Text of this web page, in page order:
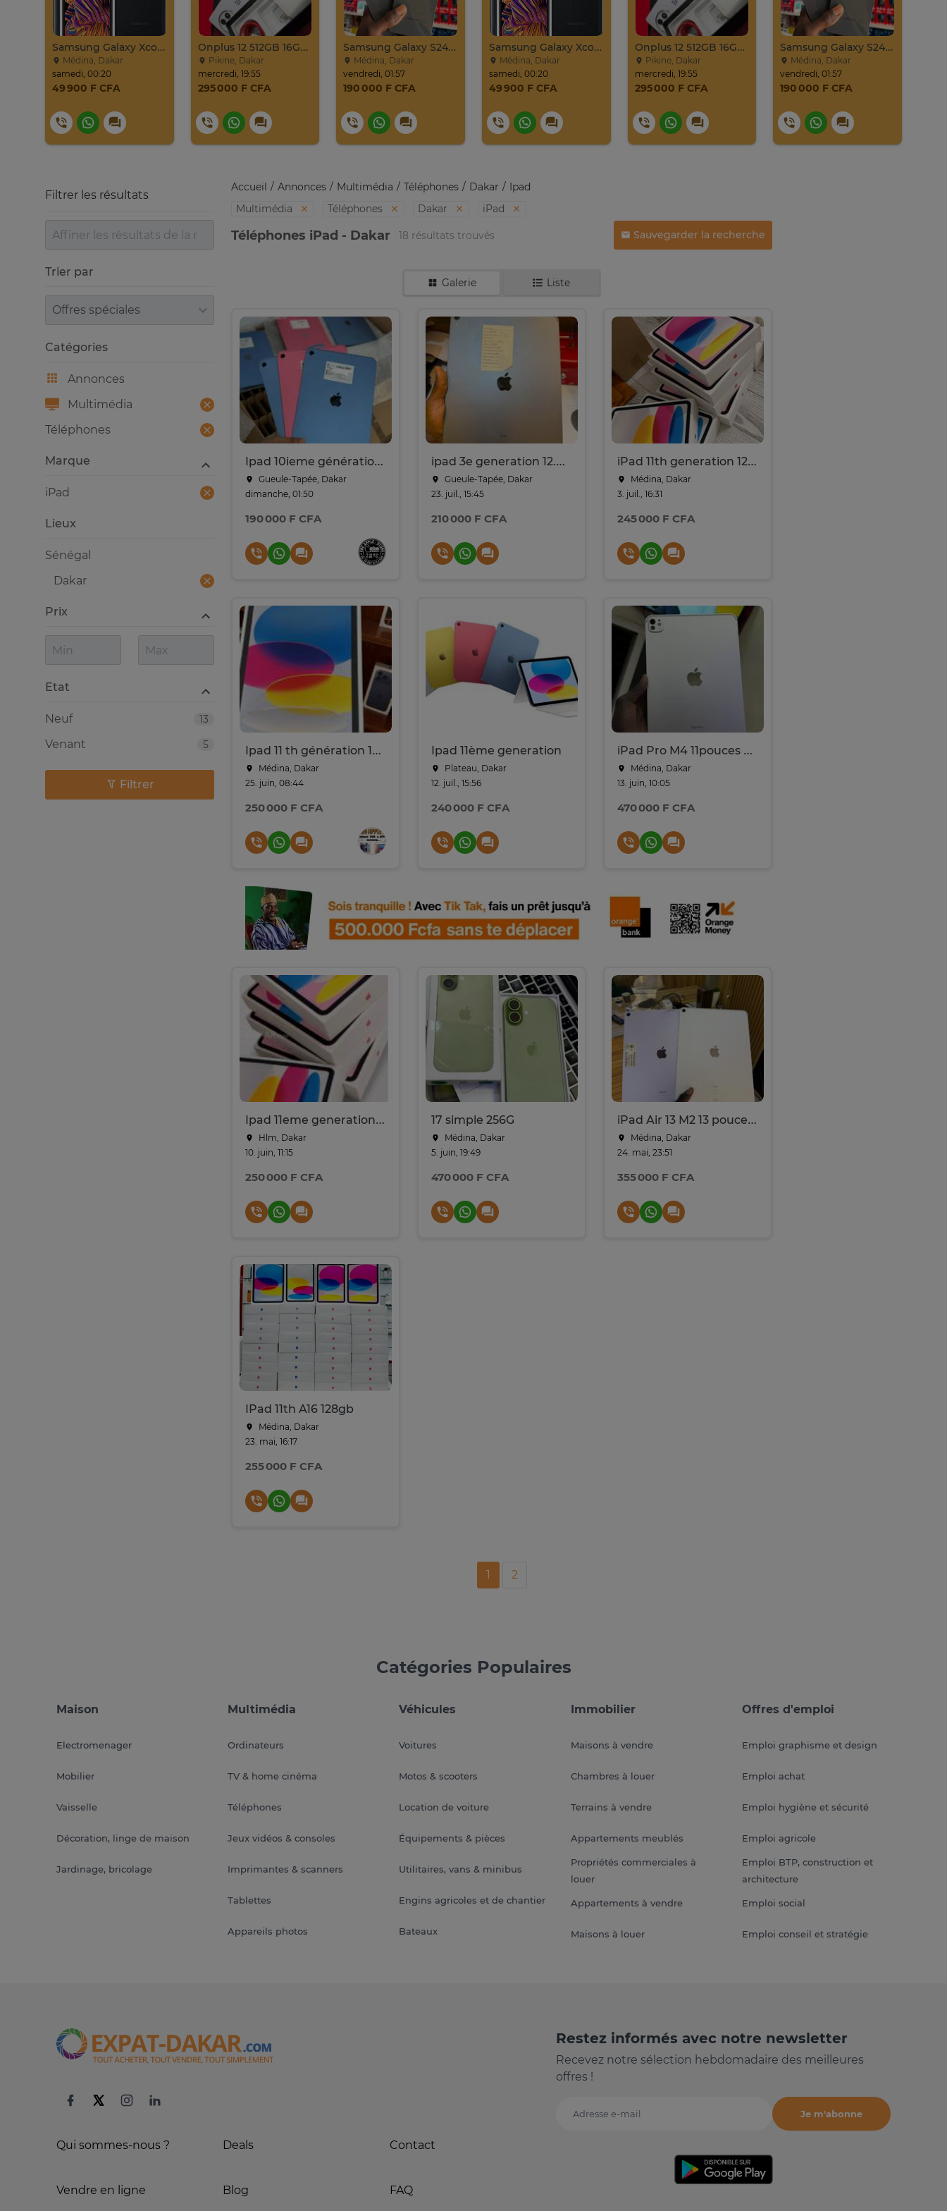
Samsung Galaxy Xcover Pro Venant 64go Ram 4go 4
Médina, Dakar
samedi, 00:20
49 900 F CFA
Onplus 12 512GB 16GB Ram 2sim
Pikine, Dakar
mercredi, 19:55
295 000 F CFA
Samsung Galaxy S24 Venant 128go Ram 8go 5g
Médina, Dakar
vendredi, 01:57
190 000 F CFA
Samsung Galaxy Xcover Pro Venant 64go Ram 4go 4
Médina, Dakar
samedi, 00:20
49 900 F CFA
Onplus 12 512GB 16GB Ram 2sim
Pikine, Dakar
mercredi, 19:55
295 000 F CFA
Samsung Galaxy S24 Venant 128go Ram 8go 5g
Médina, Dakar
vendredi, 01:57
190 000 F CFA
Accueil Annonces Multimédia Téléphones Dakar
Ipad
Multimédia
Téléphones Dakar iPad
Téléphones iPad - Dakar 18 résultats trouvés Sauvegarder la recherche
Galerie Liste
Ipad 10ieme génération Bleu Rose Compact
Gueule-Tapée, Dakar
dimanche, 01:50
190 000 F CFA
ipad 3e generation 12.9 memoir 64G
Gueule-Tapée, Dakar
23. juil., 15:45
210 000 F CFA
iPad 11th generation 128GB
Médina, Dakar
3. juil., 16:31
245 000 F CFA
Ipad 11 th génération 128 g wifi scéllé
Médina, Dakar
25. juin, 08:44
250 000 F CFA
Ipad 11ème generation
Plateau, Dakar
12. juil., 15:56
240 000 F CFA
iPad Pro M4 11pouces 256G
Médina, Dakar
13. juin, 10:05
470 000 F CFA
Ipad 11eme generation 128go
Hlm, Dakar
10. juin, 11:15
250 000 F CFA
17 simple 256G
Médina, Dakar
5. juin, 19:49
470 000 F CFA
iPad Air 13 M2 13 pouces 256giga
Médina, Dakar
24. mai, 23:51
355 000 F CFA
IPad 11th A16 128gb
Médina, Dakar
23. mai, 16:17
255 000 F CFA
1 2
Filtrer les résultats
Trier par
Trier par
Catégories
Annonces
Multimédia
Téléphones
Lieux
Sénégal
Dakar
Prix
Etat
13
Neuf
5
Venant
Marque
iPad
Filtrer
Catégories Populaires
Maison
Electromenager
Mobilier
Vaisselle
Décoration, linge de maison
Jardinage, bricolage
Multimédia
Ordinateurs
TV & home cinéma
Téléphones
Jeux vidéos & consoles
Imprimantes & scanners
Tablettes
Appareils photos
Véhicules
Voitures
Motos & scooters
Location de voiture
Équipements & pièces
Utilitaires, vans & minibus
Engins agricoles et de chantier
Bateaux
Immobilier
Maisons à vendre
Chambres à louer
Terrains à vendre
Appartements meublés
Propriétés commerciales à
louer
Appartements à vendre
Maisons à louer
Offres d'emploi
Emploi graphisme et design
Emploi achat
Emploi hygiène et sécurité
Emploi agricole
Emploi BTP, construction et
architecture
Emploi social
Emploi conseil et stratégie
Qui sommes-nous ?
Vendre en ligne
Deals
Blog
Contact
FAQ
Restez informés avec notre newsletter
Recevez notre sélection hebdomadaire des meilleures
offres !
Adresse e-mail
Je m'abonne